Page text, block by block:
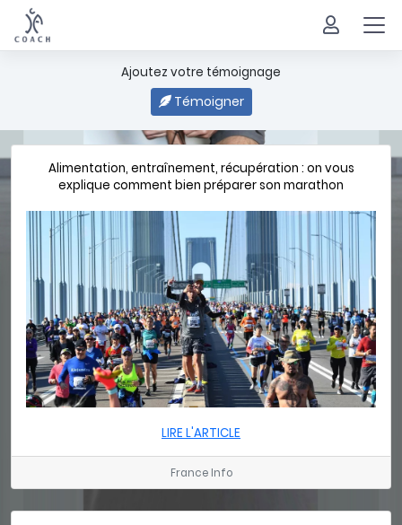
Ajoutez votre témoignage
Témoigner
Alimentation, entraînement, récupération : on vous
explique comment bien préparer son marathon
LIRE L'ARTICLE
France Info